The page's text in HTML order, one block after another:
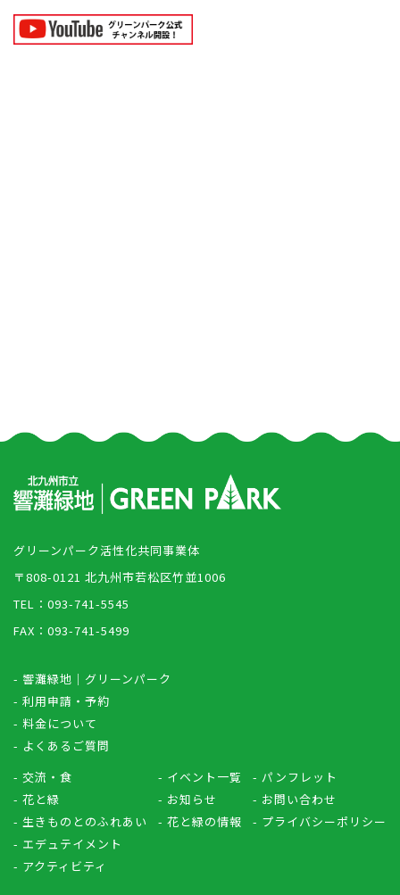
グリーンパーク活性化共同事業体
〒808-0121 北九州市若松区竹並1006
TEL：093-741-5545
FAX：093-741-5499
- 響灘緑地｜グリーンパーク
- 利用申請・予約
- 料金について
- よくあるご質問
- 交流・食
- 花と緑
- 生きものとのふれあい
- エデュテイメント
- アクティビティ
- イベント一覧
- お知らせ
- 花と緑の情報
- パンフレット
- お問い合わせ
- プライバシーポリシー